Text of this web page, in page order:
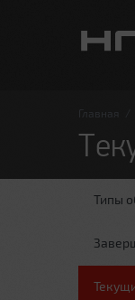
Главная
Типы